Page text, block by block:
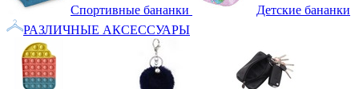
Спортивные бананки
Детские бананки
РАЗЛИЧНЫЕ АКСЕССУАРЫ